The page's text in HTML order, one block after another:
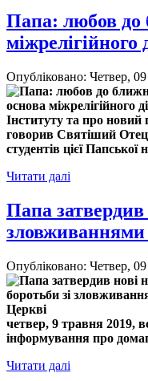
Папа: любов до
міжрелігійного
Опубліковано: Четвер,
Інституту та про новий
говорив Святіший
студентів цієї Папської
Читати далі
Папа затвердив
зловживаннями
Опубліковано: Четвер,
четвер, 9 травня 2019,
інформування про
Читати далі